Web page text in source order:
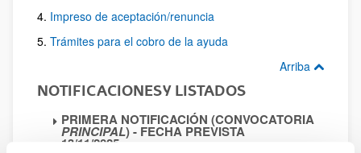
4. Impreso de aceptación/renuncia
5. Trámites para el cobro de la ayuda
Arriba
NOTIFICACIONES Y LISTADOS
PRIMERA NOTIFICACIÓN (CONVOCATORIA
PRINCIPAL) - FECHA PREVISTA
13/11/2025